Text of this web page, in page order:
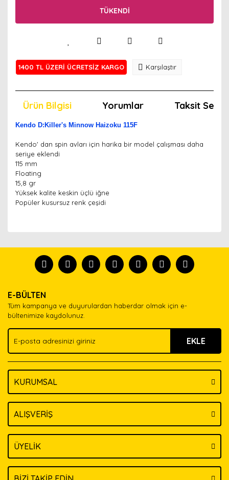
TÜKENDİ
1400 TL ÜZERİ ÜCRETSİZ KARGO Karşılaştır
Ürün Bilgisi Yorumlar Taksit
Kendo D:Killer's Minnow Haizoku 115F
Kendo' dan spin avları için harika bir model çalışması daha
seriye eklendi
115 mm
Floating
15,8 gr
Yüksek kalite keskin üçlü iğne
Popüler kusursuz renk çeşidi
tanısın.
formunu kullanarak tarafımıza iletebilirsiniz.
Görüş ve önerileriniz için teşekkür ederiz.
Ürün açıklamasında eksik bilgiler bulunuyor.
Ürün bilgilerinde hatalar bulunuyor.
Ürün fiyatı diğer sitelerden daha pahalı.
Bu ürüne benzer farklı alternatifler olmalı.
E-BÜLTEN
Tüm kampanya ve duyurulardan haberdar olmak için e-
bültenimize kaydolunuz.
EKLE
KURUMSAL
ALIŞVERİŞ
ÜYELİK